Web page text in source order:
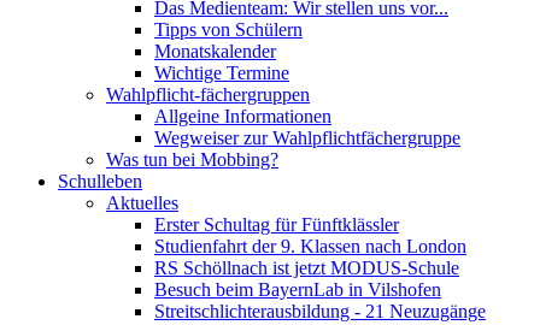
Das Medienteam: Wir stellen uns vor...
Tipps von Schülern
Monatskalender
Wichtige Termine
Wahlpflicht-fächergruppen
Allgeine Informationen
Wegweiser zur Wahlpflichtfächergruppe
Was tun bei Mobbing?
Schulleben
Aktuelles
Erster Schultag für Fünftklässler
Studienfahrt der 9. Klassen nach London
RS Schöllnach ist jetzt MODUS-Schule
Besuch beim BayernLab in Vilshofen
Streitschlichterausbildung - 21 Neuzugänge